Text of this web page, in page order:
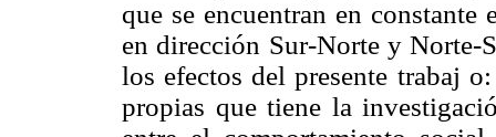
que se encuentran en
en dirección Sur-Norte y Norte-
los efectos del presente trabaj
propias que tiene la